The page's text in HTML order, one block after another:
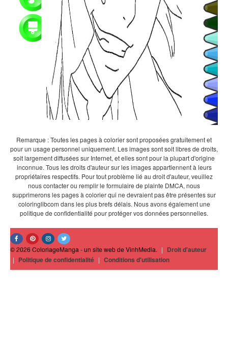
Remarque : Toutes les pages à colorier sont proposées gratuitement et
pour un usage personnel uniquement. Les images sont soit libres de droits,
soit largement diffusées sur Internet, et elles sont pour la plupart d'origine
inconnue. Tous les droits d'auteur sur les images appartiennent à leurs
propriétaires respectifs. Pour tout problème lié au droit d'auteur, veuillez
nous contacter ou remplir le formulaire de plainte DMCA, nous
supprimerons les pages à colorier qui ne devraient pas être présentes sur
coloringlibcom dans les plus brefs délais. Nous avons également une
politique de confidentialité pour protéger vos données personnelles.
© 2026 ColoriageManga - un site web de VinhMedia. | Droit d'auteur
| Politique de confidentialité | Conditions d'utilisation